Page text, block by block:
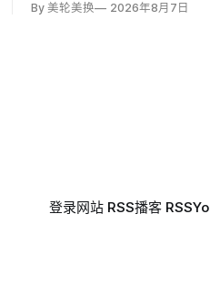
动力市场。劳动参与率降至
By 美轮美换 2026年8月7日
登录网站 RSS播客 RSS